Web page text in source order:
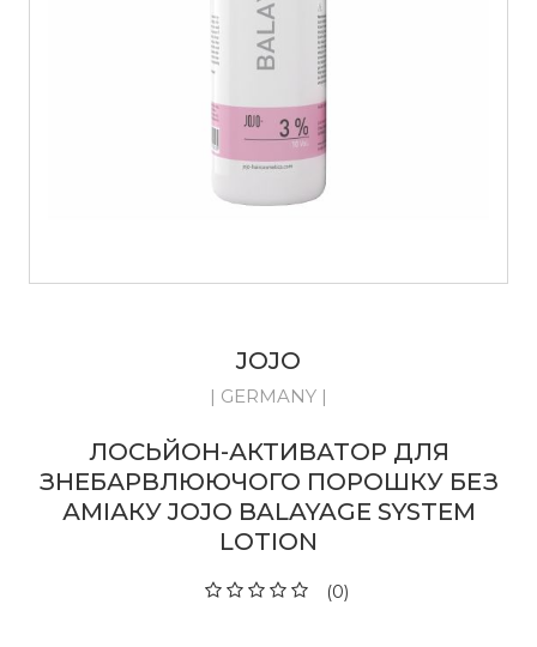
JOJO
| GERMANY |
ЛОСЬЙОН-АКТИВАТОР ДЛЯ
ЗНЕБАРВЛЮЮЧОГО ПОРОШКУ БЕЗ
АМІАКУ JOJO BALAYAGE SYSTEM
LOTION
(0)